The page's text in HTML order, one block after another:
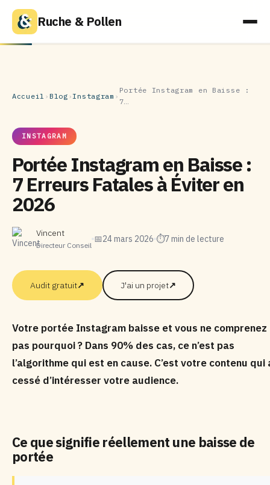
Ruche & Pollen
Accueil › Blog ›Instagram ›
Portée Instagram en Baisse :
7…
INSTAGRAM
Portée Instagram en Baisse :
7 Erreurs Fatales à Éviter en
2026
Vincent
Directeur Conseil
📅24 mars 2026 ⏱7 min de lecture
Audit gratuit↗ J'ai un projet↗
Votre portée Instagram baisse et vous ne comprenez
pas pourquoi ? Dans 90% des cas, ce n’est pas
l’algorithme qui est en cause. C’est votre contenu qui
cessé d’intéresser votre audience.
Ce que signifie réellement une baisse de
portée